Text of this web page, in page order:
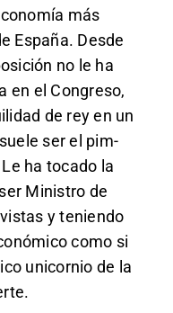
más
España. Desde
no le ha
en el Congreso,
de rey en un
ser el pim-
ha tocado la
Ministro de
y teniendo
como si
unicornio de la